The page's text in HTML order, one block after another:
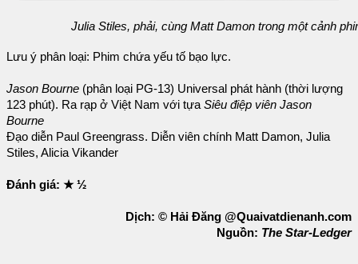
Julia Stiles, phải, cùng Matt Damon trong một cảnh
Lưu ý phân loại: Phim chứa yếu tố bạo lực.
Jason Bourne (phân loại PG-13) Universal phát hành (thời lượng
123 phút). Ra rạp ở Việt Nam với tựa Siêu điệp viên Jason
Bourne
Đạo diễn Paul Greengrass. Diễn viên chính Matt Damon, Julia
Stiles, Alicia Vikander
Đánh giá: ★ ½
Dịch: © Hải Đăng @Quaivatdienanh.com
Nguồn: The Star-Ledger